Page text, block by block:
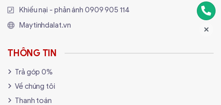
Soạn thảo, Word,
Excel
Intel Core i3 / AMD Ryzen 3, 8GB RAM, SSD
256GB
Kế toán, phần mềm
Quản lý dữ liệu, ERP,
CRM
nâng cấp
Bán hàng, phần mềm
POS
Khiếu nại - phản ánh 0909 905 114
Maytinhdalat.vn
THÔNG TIN
Trả góp 0%
Về chúng tôi
Thanh toán